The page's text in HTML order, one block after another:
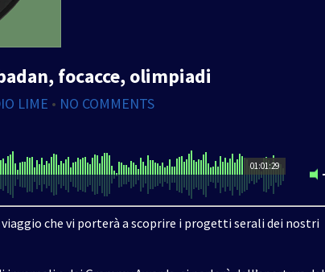
focacce, olimpiadi
LIME • NO COMMENTS
01:01:29
che vi porterà a scoprire i progetti serali dei nostri